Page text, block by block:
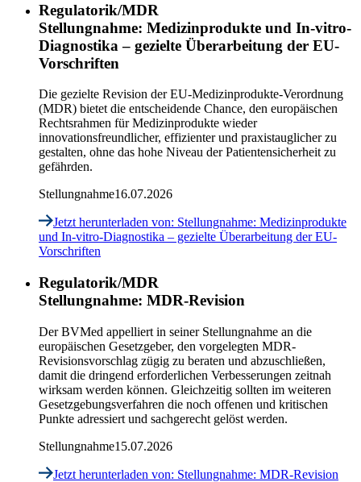
Regulatorik/MDR
Stellungnahme: Medizinprodukte und In-vitro-
Diagnostika – gezielte Überarbeitung der EU-
Vorschriften
Die gezielte Revision der EU-Medizinprodukte-Verordnung
(MDR) bietet die entscheidende Chance, den europäischen
Rechtsrahmen für Medizinprodukte wieder
innovationsfreundlicher, effizienter und praxistauglicher zu
gestalten, ohne das hohe Niveau der Patientensicherheit zu
gefährden.
Stellungnahme16.07.2026
Jetzt herunterladen von: Stellungnahme: Medizinprodukte
und In-vitro-Diagnostika – gezielte Überarbeitung der EU-
Vorschriften
Regulatorik/MDR
Stellungnahme: MDR-Revision
Der BVMed appelliert in seiner Stellungnahme an die
europäischen Gesetzgeber, den vorgelegten MDR-
Revisionsvorschlag zügig zu beraten und abzuschließen,
damit die dringend erforderlichen Verbesserungen zeitnah
wirksam werden können. Gleichzeitig sollten im weiteren
Gesetzgebungsverfahren die noch offenen und kritischen
Punkte adressiert und sachgerecht gelöst werden.
Stellungnahme15.07.2026
Jetzt herunterladen von: Stellungnahme: MDR-Revision